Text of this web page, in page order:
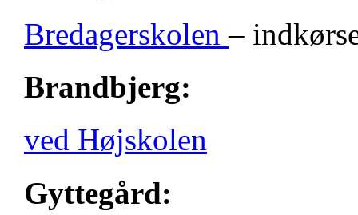
Bredagerskolen–
Brandbjerg:
ved Højskolen
Gyttegård: